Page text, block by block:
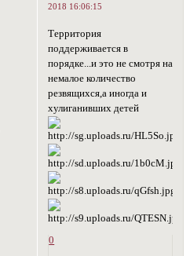
2018 16:06:15
Территория
поддерживается в
порядке...и это не смотря на
немалое количество
резвящихся,а иногда и
хулиганивших детей
0